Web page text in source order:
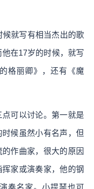
就写有相当杰出的歌
在17岁的时候，就写
格丽卿》，还有《魔
可以讨论。第一就是
候虽然小有名声，但
作曲家，很大的原因
家或演奏家，他的钢
奏名家。小提琴也可